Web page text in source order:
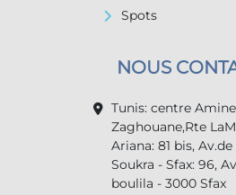
Spots
NOUS
Tunis: centre
Zaghouane,Rte
Ariana: 81 bis, Av.de
Soukra - Sfax: 96,
boulila - 3000 Sfax